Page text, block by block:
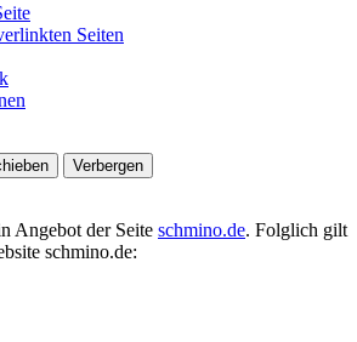
Seiten
Verbergen
Angebot der Seite schmino.de. Folglich gilt
schmino.de: